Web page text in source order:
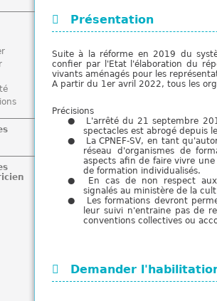
i
Présentation
Suite à la réforme en 2019 du
confier par l'Etat l'élaboration du
vivants aménagés pour les
A partir du 1er avril 2022, tous les
Précisions
L'arrêté du 21 septembre
spectacles est abrogé depuis
La CPNEF-SV, en tant
réseau d'organismes de
aspects afin de faire vivre
de formation individualisés.
En cas de non respect
signalés au ministère de la
Les formations devront
leur suivi n'entraine pas de
conventions collectives ou
Demander